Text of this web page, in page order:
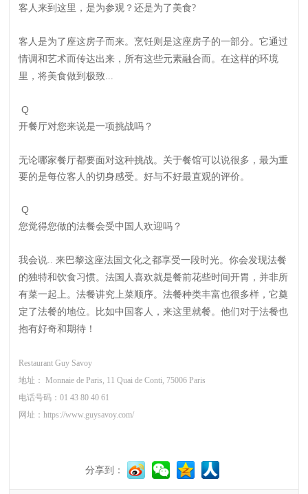
客人来到这里，是为参观？还是为了美食?
客人是为了座这房子而来。烹饪则是这座房子的一部分。它通过
情调和艺术而传达出来，所有这些元素融合而。在这样的环境
里，将美食做到极致...
Q
开餐厅对您来说是一项挑战吗？
无论哪家餐厅都要面对这种挑战。关于餐馆可以说很多，最为重
要的是每位客人的切身感受。好与不好最直观的评价。
Q
您觉得您做的法餐会受中国人欢迎吗？
我会说.. 来巴黎这座法国文化之都享受一段时光。你会发现法餐
的独特和饮食习惯。法国人喜欢就是餐前花些时间开胃，并非所
有菜一起上。法餐讲究上菜顺序。法餐种类丰富也很多样，它奠
定了法餐的地位。比如中国客人，来这里就餐。他们对于法餐也
抱有好奇和期待！
Restaurant Guy Savoy
地址： Monnaie de Paris, 11 Quai de Conti, 75006 Paris
电话号码： 01 43 80 40 61
网址： https://www.guysavoy.com/
分享到：